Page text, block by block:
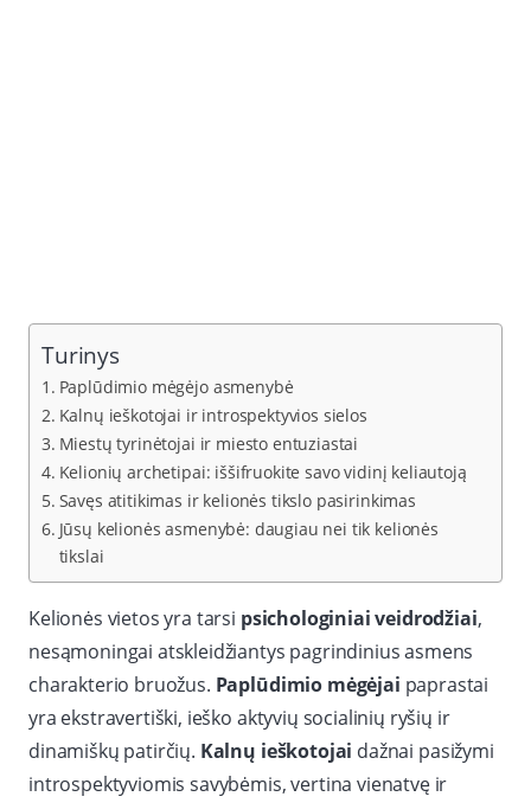
Turinys
Paplūdimio mėgėjo asmenybė
Kalnų ieškotojai ir introspektyvios sielos
Miestų tyrinėtojai ir miesto entuziastai
Kelionių archetipai: iššifruokite savo vidinį keliautoją
Savęs atitikimas ir kelionės tikslo pasirinkimas
Jūsų kelionės asmenybė: daugiau nei tik kelionės
tikslai
Kelionės vietos yra tarsi psichologiniai veidrodžiai,
nesąmoningai atskleidžiantys pagrindinius asmens
charakterio bruožus. Paplūdimio mėgėjai paprastai
yra ekstravertiški, ieško aktyvių socialinių ryšių ir
dinamiškų patirčių. Kalnų ieškotojai dažnai pasižymi
introspektyviomis savybėmis, vertina vienatvę ir